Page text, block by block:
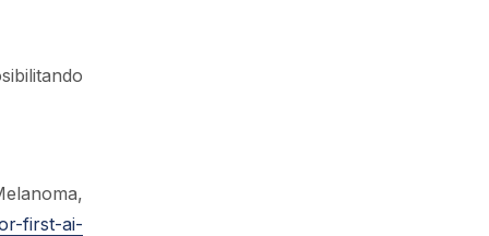
first-ai-